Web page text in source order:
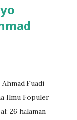
Fuadi
Ilmu Populer
26 halaman